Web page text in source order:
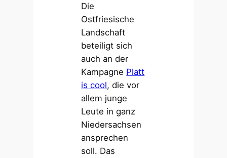
Die
Ostfriesische
Landschaft
beteiligt sich
auch an der
Kampagne Platt
is cool, die vor
allem junge
Leute in ganz
Niedersachsen
ansprechen
soll. Das